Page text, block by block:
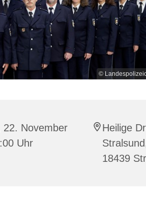
©
22. November
Uhr
Heilige
18439